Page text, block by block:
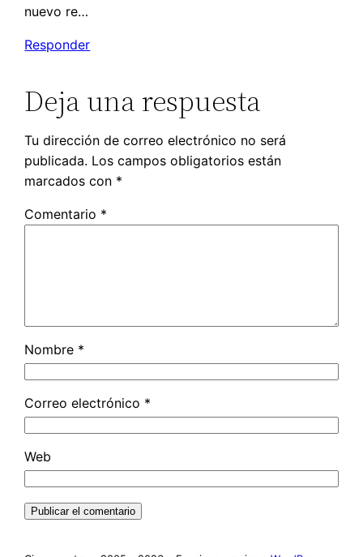
nuevo re…
Responder
Deja una respuesta
Tu dirección de correo electrónico no será
publicada. Los campos obligatorios están
marcados con *
Comentario *
Nombre *
Correo electrónico *
Web